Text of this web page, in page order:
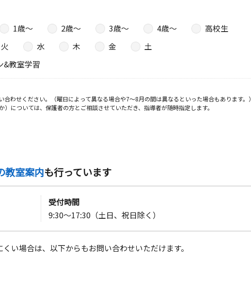
1歳〜 2歳〜 3歳〜 4歳〜
高校生
火 水 木 金
土
&教室学習
わせください。（曜日によって異なる場合や7～8月の間は異なるといった場合もあります。）
については、保護者の方とご相談させていただき、指導者が随時指定します。
教室案内も行っています
受付時間
9:30～17:30（土日、祝日除く）
い場合は、以下からもお問い合わせいただけます。